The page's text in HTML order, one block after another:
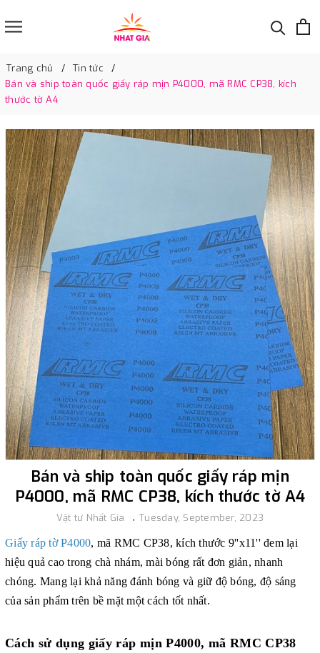
Trang chủ
Tin tức
Bán và ship toàn quốc giấy ráp mịn P4000, mã RMC CP38, kích
thước tờ A4
Bán và ship toàn quốc giấy ráp mịn
P4000, mã RMC CP38, kích thước tờ A4
Vật tư Nhất Gia Tuesday, September, 2023
Giấy ráp tờ P4000, mã RMC CP38, kích thước 9''x11'' đem lại
hiệu quả cao trong chà nhám, mài bóng rất đơn giản, nhanh
chóng. Mang lại khả năng đánh bóng và giữ độ bóng, độ sáng
của sản phẩm trên bề mặt một cách tốt nhất.
Cách sử dụng giấy ráp mịn P4000, mã RMC CP38